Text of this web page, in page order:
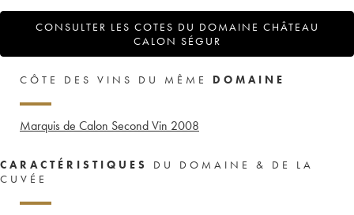
CONSULTER LES COTES DU DOMAINE CHÂTEAU
CALON SÉGUR
CÔTE DES VINS DU MÊME DOMAINE
Marquis de Calon Second Vin 2008
CARACTÉRISTIQUES
DU DOMAINE & DE LA
CUVÉE